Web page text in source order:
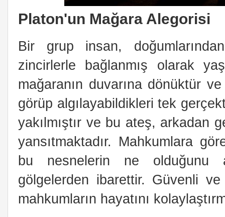
Platon'un Mağara Alegorisi
Bir grup insan,
zincirlerle bağlanmış olarak
mağaranın duvarına dönüktür
görüp algılayabildikleri tek
yakılmıştır ve bu ateş, arkadan
yansıtmaktadır. Mahkumlara
bu nesnelerin ne olduğunu
gölgelerden ibarettir. Güvenli
mahkumların hayatını